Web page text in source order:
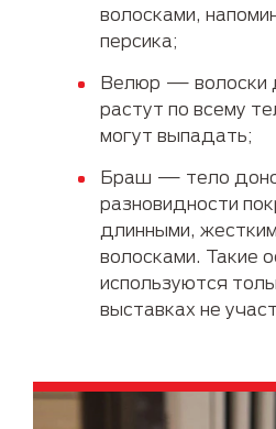
волосками,
персика;
Велюр — волоски
растут по всему
могут выпадать;
Браш — тело
разновидности
длинными,
волосками. Такие
используются
выставках не